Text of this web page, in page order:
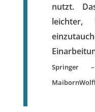
nutzt.
leichter,
Springer